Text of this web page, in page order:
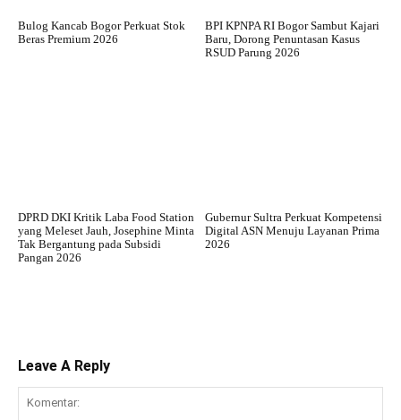
Bulog Kancab Bogor Perkuat Stok
Beras Premium 2026
BPI KPNPA RI Bogor Sambut Kajari
Baru, Dorong Penuntasan Kasus
RSUD Parung 2026
DPRD DKI Kritik Laba Food Station
yang Meleset Jauh, Josephine Minta
Tak Bergantung pada Subsidi
Pangan 2026
Gubernur Sultra Perkuat Kompetensi
Digital ASN Menuju Layanan Prima
2026
Leave A Reply